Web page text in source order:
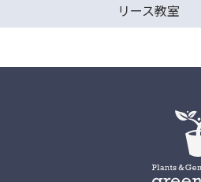
リース教室